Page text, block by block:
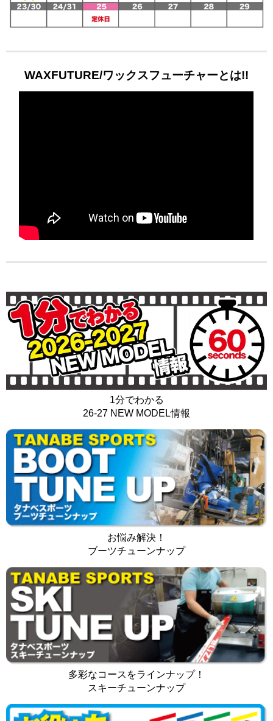
WAXFUTURE/ワックスフューチャーとは!!
1分でわかる
26-27 NEW MODEL情報
お悩み解決！
ブーツチューンナップ
多彩なコースをラインナップ！
スキーチューンナップ